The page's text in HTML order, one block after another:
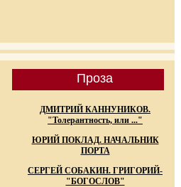
Проза
ДМИТРИЙ КАННУНИКОВ.
"Толерантность, или ..."
ЮРИЙ ПОКЛАД. НАЧАЛЬНИК
ПОРТА
СЕРГЕЙ СОБАКИН. ГРИГОРИЙ-
"БОГОСЛОВ"